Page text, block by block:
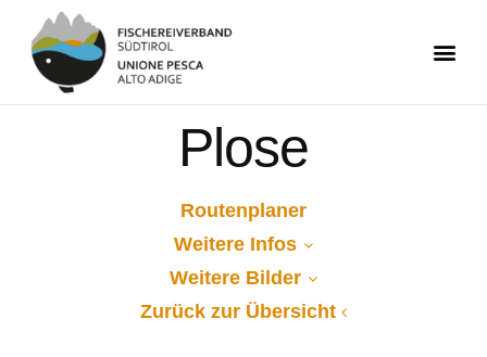
Plose
Routenplaner
Weitere Infos
Weitere Bilder
Zurück zur Übersicht